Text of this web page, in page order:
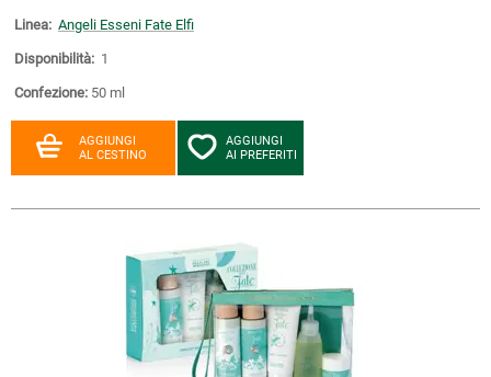
Linea: Angeli Esseni Fate Elfi
Disponibilità: 1
Confezione: 50 ml
AGGIUNGI
AL CESTINO
AGGIUNGI
AI PREFERITI